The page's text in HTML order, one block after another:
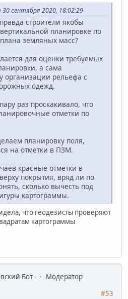
сентября 2020, 18:02:29
строители якобы
планировке по
земляных масс?
для оценки требуемых
а сама
организации рельефа с
одежд.
раз проскакивало, что
отметки по
планировку поля,
на отметки в ПЗМ.
красные отметки в
покрытия, вряд ли по
сколько вычесть под
картограммы.
что геодезисты проверяют
картограммы
Бот -
Модератор
#53